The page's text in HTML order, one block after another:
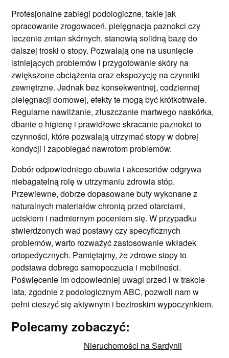
Profesjonalne zabiegi podologiczne, takie jak
opracowanie zrogowaceń, pielęgnacja paznokci czy
leczenie zmian skórnych, stanowią solidną bazę do
dalszej troski o stopy. Pozwalają one na usunięcie
istniejących problemów i przygotowanie skóry na
zwiększone obciążenia oraz ekspozycję na czynniki
zewnętrzne. Jednak bez konsekwentnej, codziennej
pielęgnacji domowej, efekty te mogą być krótkotrwałe.
Regularne nawilżanie, złuszczanie martwego naskórka,
dbanie o higienę i prawidłowe skracanie paznokci to
czynności, które pozwalają utrzymać stopy w dobrej
kondycji i zapobiegać nawrotom problemów.
Dobór odpowiedniego obuwia i akcesoriów odgrywa
niebagatelną rolę w utrzymaniu zdrowia stóp.
Przewiewne, dobrze dopasowane buty wykonane z
naturalnych materiałów chronią przed otarciami,
uciskiem i nadmiernym poceniem się. W przypadku
stwierdzonych wad postawy czy specyficznych
problemów, warto rozważyć zastosowanie wkładek
ortopedycznych. Pamiętajmy, że zdrowe stopy to
podstawa dobrego samopoczucia i mobilności.
Poświęcenie im odpowiedniej uwagi przed i w trakcie
lata, zgodnie z podologicznym ABC, pozwoli nam w
pełni cieszyć się aktywnym i beztroskim wypoczynkiem.
Polecamy zobaczyć:
Nieruchomości na Sardynii